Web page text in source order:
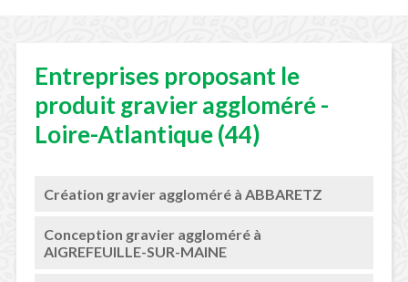
Entreprises proposant le
produit gravier aggloméré -
Loire-Atlantique (44)
Création gravier aggloméré à ABBARETZ
Conception gravier aggloméré à
AIGREFEUILLE-SUR-MAINE